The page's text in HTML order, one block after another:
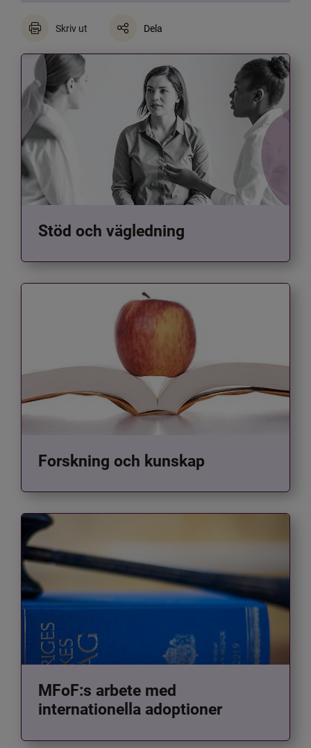
Skriv ut Dela
Stöd och vägledning
Forskning och kunskap
MFoF:s arbete med
internationella adoptioner